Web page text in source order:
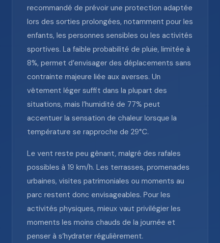
recommandé de prévoir une protection adaptée
lors des sorties prolongées, notamment pour les
enfants, les personnes sensibles ou les activités
sportives. La faible probabilité de pluie, limitée à
8%, permet d’envisager des déplacements sans
contrainte majeure liée aux averses. Un
vêtement léger suffit dans la plupart des
situations, mais l’humidité de 77% peut
accentuer la sensation de chaleur lorsque la
température se rapproche de 29°C.
Le vent reste peu gênant, malgré des rafales
possibles à 19 km/h. Les terrasses, promenades
urbaines, visites patrimoniales ou moments au
parc restent donc envisageables. Pour les
activités physiques, mieux vaut privilégier les
moments les moins chauds de la journée et
penser à s’hydrater régulièrement.